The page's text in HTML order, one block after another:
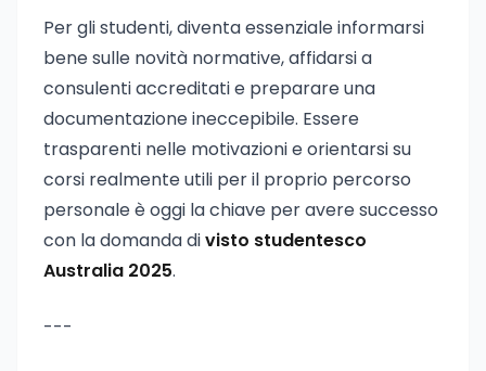
Per gli studenti, diventa essenziale informarsi
bene sulle novità normative, affidarsi a
consulenti accreditati e preparare una
documentazione ineccepibile. Essere
trasparenti nelle motivazioni e orientarsi su
corsi realmente utili per il proprio percorso
personale è oggi la chiave per avere successo
con la domanda divisto studentesco
Australia 2025.
---